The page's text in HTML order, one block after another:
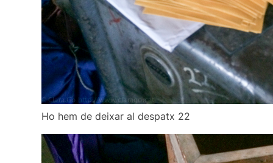
Ho hem de deixar al despatx 22